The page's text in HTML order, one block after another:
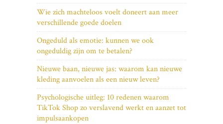
Wie zich machteloos voelt doneert aan meer
verschillende goede doelen
Ongeduld als emotie: kunnen we ook
ongeduldig zijn om te betalen?
Nieuwe baan, nieuwe jas: waarom kan nieuwe
kleding aanvoelen als een nieuw leven?
Psychologische uitleg: 10 redenen waarom
TikTok Shop zo verslavend werkt en aanzet tot
impulsaankopen